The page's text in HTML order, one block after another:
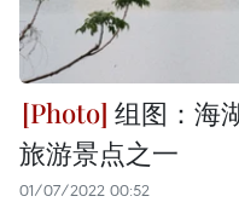
组图：海
旅游景点之一
01/07/2022 00:52